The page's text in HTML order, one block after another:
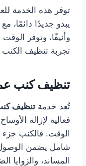
توفر هذه الخدمة
يبدو جديدًا دائمًا،
وأنيقًا، وتوفر
تجربة تنظيف
تنظيف كنب
تُعد خدمة تنظيف
فعالية لإزالة
الوقت. فالكنب
شامل يضمن
المساند، والزوايا